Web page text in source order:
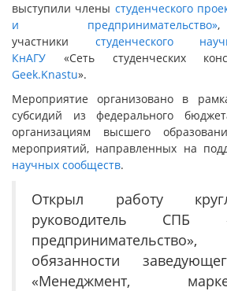
выступили члены студенческого
и предпринимательство»,
участники студенческого
КнАГУ «Сеть студенческих
Geek.Knastu».
Мероприятие организовано в
субсидий из федерального
организациям высшего
мероприятий, направленных на
научных сообществ.
Открыл работу
руководитель СПБ
предпринимательство»,
обязанности
«Менеджмент,